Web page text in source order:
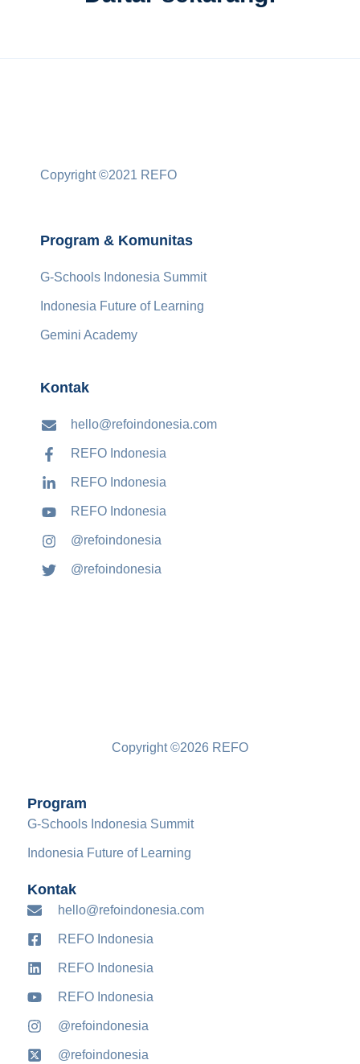
Copyright ©2021 REFO
Program & Komunitas
G-Schools Indonesia Summit
Indonesia Future of Learning
Gemini Academy
Kontak
hello@refoindonesia.com
REFO Indonesia
REFO Indonesia
REFO Indonesia
@refoindonesia
@refoindonesia
Copyright ©2026 REFO
Program
G-Schools Indonesia Summit
Indonesia Future of Learning
Kontak
hello@refoindonesia.com
REFO Indonesia
REFO Indonesia
REFO Indonesia
@refoindonesia
@refoindonesia